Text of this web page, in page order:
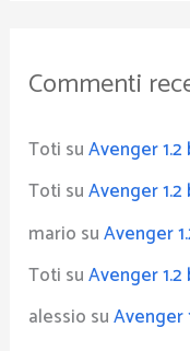
Commenti
Toti suAvenger
Toti suAvenger
mario suAvenger
Toti suAvenger
alessio suAvenger